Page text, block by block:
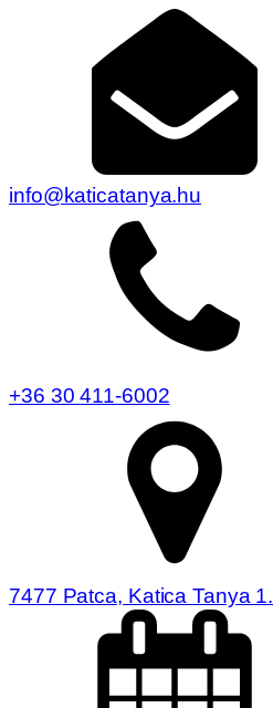
info@katicatanya.hu
+36 30 411-6002
7477 Patca, Katica Tanya 1.